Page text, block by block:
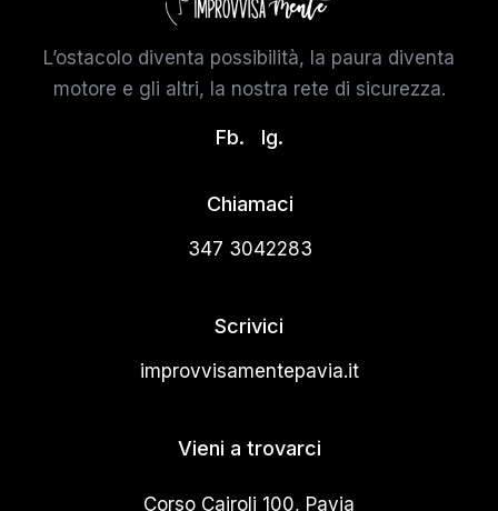
L’ostacolo diventa possibilità, la paura diventa
motore e gli altri, la nostra rete di sicurezza.
Fb. Ig.
Chiamaci
347 3042283
Scrivici
improvvisamentepavia.it
Vieni a trovarci
Corso Cairoli 100, Pavia